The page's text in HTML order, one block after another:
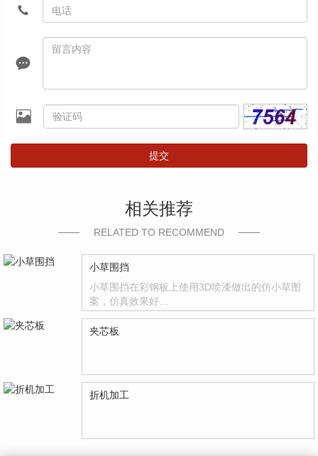
提交
相关推荐
RELATED TO RECOMMEND
小草围挡
小草围挡在彩钢板上使用3D喷漆做出的仿小草图
案，仿真效果好…
夹芯板
折机加工